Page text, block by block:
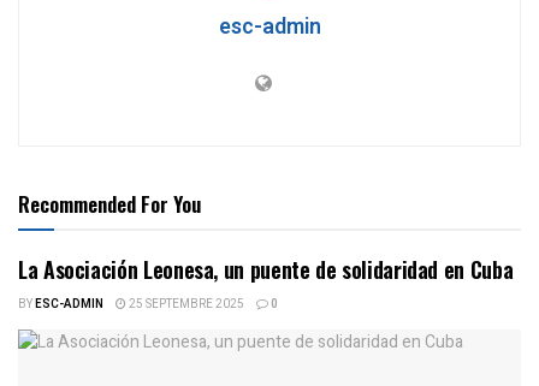
esc-admin
Recommended For You
La Asociación Leonesa, un puente de solidaridad en Cuba
BYESC-ADMIN 25 SEPTEMBRE 2025 0